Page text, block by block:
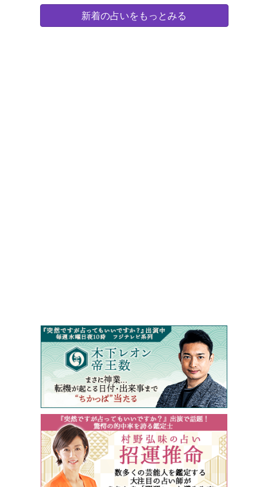
新着の占いをもっとみる